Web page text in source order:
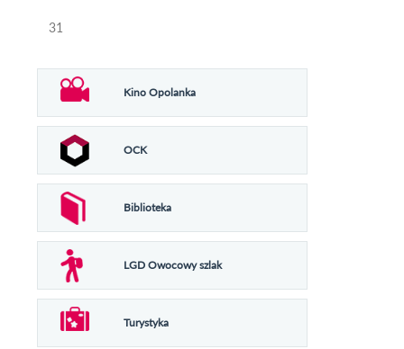
31
Kino Opolanka
OCK
Biblioteka
LGD Owocowy szlak
Turystyka